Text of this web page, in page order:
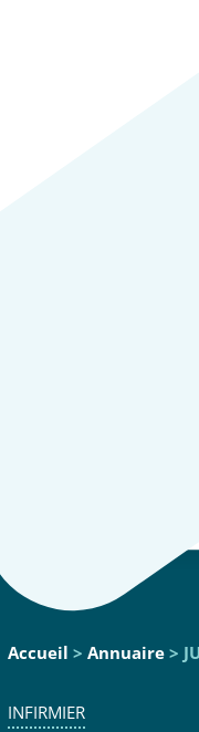
Accueil >Annuaire >
INFIRMIER